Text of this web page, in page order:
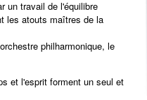
un travail de l'équilibre
les atouts maîtres de la
philharmonique, le
et l'esprit forment un seul et